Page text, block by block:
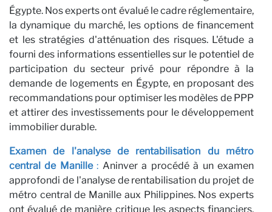
Égypte. Nos experts ont évalué le cadre réglementaire,
la dynamique du marché, les options de financement
et les stratégies d'atténuation des risques. L'étude a
fourni des informations essentielles sur le potentiel de
participation du secteur privé pour répondre à la
demande de logements en Égypte, en proposant des
recommandations pour optimiser les modèles de PPP
et attirer des investissements pour le développement
immobilier durable.
Examen de l'analyse de rentabilisation du métro
central de Manille: Aninver a procédé à un examen
approfondi de l'analyse de rentabilisation du projet de
métro central de Manille aux Philippines. Nos experts
ont évalué de manière critique les aspects financiers,